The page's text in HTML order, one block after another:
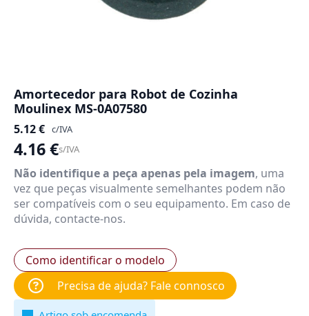
Amortecedor para Robot de Cozinha
Moulinex MS-0A07580
5.12€ c/IVA
4.16€s/IVA
Não identifique a peça apenas pela imagem, uma
vez que peças visualmente semelhantes podem não
ser compatíveis com o seu equipamento. Em caso de
dúvida, contacte-nos.
Como identificar o modelo
Precisa de ajuda? Fale connosco